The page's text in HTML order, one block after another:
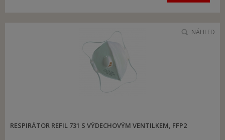
RESPIRÁTOR REFIL 731 S VÝDECHOVÝM VENTILKEM, FFP2
NÁHLED